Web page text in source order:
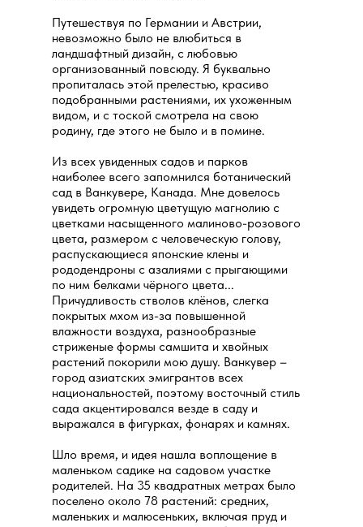
Путешествуя по Германии и Австрии,
невозможно было не влюбиться в
ландшафтный дизайн, с любовью
организованный повсюду. Я буквально
пропиталась этой прелестью, красиво
подобранными растениями, их ухоженным
видом, и с тоской смотрела на свою
родину, где этого не было и в помине.
Из всех увиденных садов и парков
наиболее всего запомнился ботанический
сад в Ванкувере, Канада. Мне довелось
увидеть огромную цветущую магнолию с
цветками насыщенного малиново-розового
цвета, размером с человеческую голову,
распускающиеся японские клены и
рододендроны с азалиями с прыгающими
по ним белками чёрного цвета...
Причудливость стволов клёнов, слегка
покрытых мхом из-за повышенной
влажности воздуха, разнообразные
стриженые формы самшита и хвойных
растений покорили мою душу. Ванкувер –
город азиатских эмигрантов всех
национальностей, поэтому восточный стиль
сада акцентировался везде в саду и
выражался в фигурках, фонарях и камнях.
Шло время, и идея нашла воплощение в
маленьком садике на садовом участке
родителей. На 35 квадратных метрах было
поселено около 78 растений: средних,
маленьких и малюсеньких, включая пруд и